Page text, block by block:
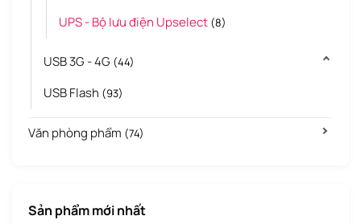
UPS - Bộ lưu điện Upselect (8)
USB 3G - 4G (44)
USB Flash (93)
Văn phòng phẩm (74)
Sản phẩm mới nhất